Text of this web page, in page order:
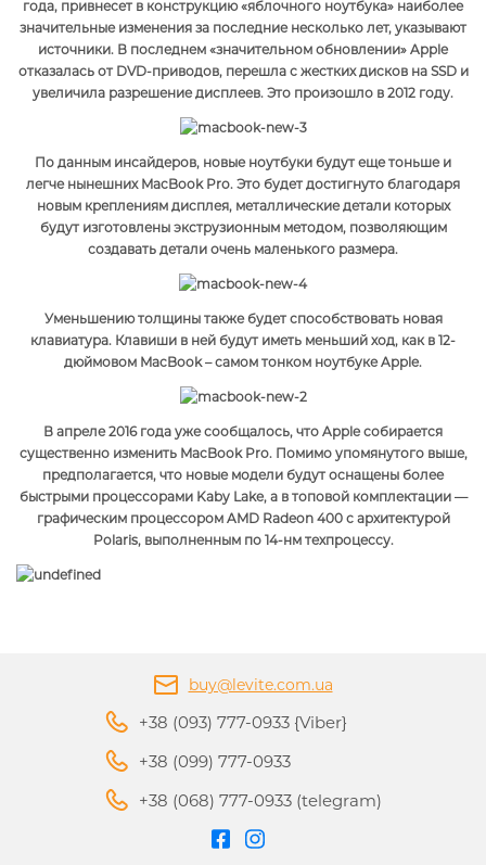
года, привнесет в конструкцию «яблочного ноутбука» наиболее
значительные изменения за последние несколько лет, указывают
источники. В последнем «значительном обновлении» Apple
отказалась от DVD-приводов, перешла с жестких дисков на SSD и
увеличила разрешение дисплеев. Это произошло в 2012 году.
По данным инсайдеров, новые ноутбуки будут еще тоньше и
легче нынешних MacBook Pro. Это будет достигнуто благодаря
новым креплениям дисплея, металлические детали которых
будут изготовлены экструзионным методом, позволяющим
создавать детали очень маленького размера.
Уменьшению толщины также будет способствовать новая
клавиатура. Клавиши в ней будут иметь меньший ход, как в 12-
дюймовом MacBook – самом тонком ноутбуке Apple.
В апреле 2016 года уже сообщалось, что Apple собирается
существенно изменить MacBook Pro. Помимо упомянутого выше,
предполагается, что новые модели будут оснащены более
быстрыми процессорами Kaby Lake, а в топовой комплектации —
графическим процессором AMD Radeon 400 с архитектурой
Polaris, выполненным по 14-нм техпроцессу.
buy@levite.com.ua
+38 (093) 777-0933 {Viber}
+38 (099) 777-0933
+38 (068) 777-0933 (telegram)